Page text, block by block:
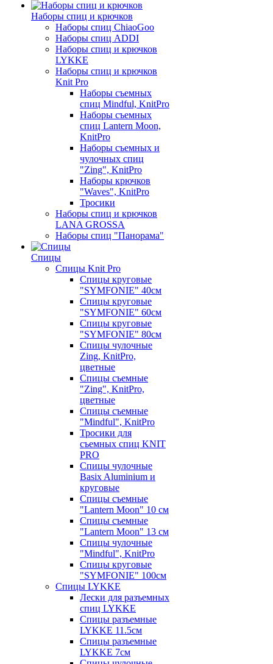
Наборы спиц и крючков
Наборы спиц ChiaoGoo
Наборы спиц ADDI
Наборы спиц и крючков
LYKKE
Наборы спиц и крючков
Knit Pro
Наборы съемных
спиц Mindful, KnitPro
Наборы съемных
спиц Lantern Moon,
KnitPro
Наборы съемных и
чулочных спиц
"Zing", KnitPro
Наборы крючков
"Waves", KnitPro
Тросики
Наборы спиц и крючков
LANA GROSSA
Наборы спиц "Панорама"
Спицы
Спицы Knit Pro
Спицы круговые
"SYMFONIE" 40см
Спицы круговые
"SYMFONIE" 60см
Спицы круговые
"SYMFONIE" 80см
Спицы чулочные
Zing, KnitPro,
цветные
Спицы съемные
"Zing", KnitPro,
цветные
Спицы съемные
"Mindful", KnitPro
Тросики для
съемных спиц KNIT
PRO
Спицы чулочные
Basix Aluminium и
круговые
Спицы съемные
"Lantern Moon" 10 см
Спицы съемные
"Lantern Moon" 13 см
Спицы чулочные
"Mindful", KnitPro
Спицы круговые
"SYMFONIE" 100см
Спицы LYKKE
Лески для разъемных
спиц LYKKE
Спицы разъемные
LYKKE 11.5см
Спицы разъемные
LYKKE 7см